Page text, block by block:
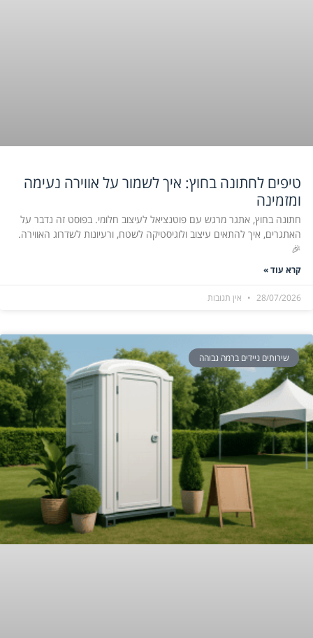
טיפים לחתונה בחוץ: איך לשמור על אווירה נעימה
ומזמינה
חתונה בחוץ, אתגר מרגש עם פוטנציאל לעיצוב חלומי. בפוסט זה נדבר על
האתגרים, איך להתאים עיצוב ולוגיסטיקה לשטח, ורעיונות לשדרוג האווירה.
🎉
קרא עוד »
28/07/2026 אין תגובות
שירותים ניידים ברמה גבוהה